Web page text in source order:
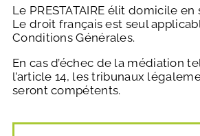
Le PRESTATAIRE élit domicile
Le droit français est seul
Conditions Générales.
En cas d’échec de la médiation
l’article 14, les tribunaux
seront compétents.